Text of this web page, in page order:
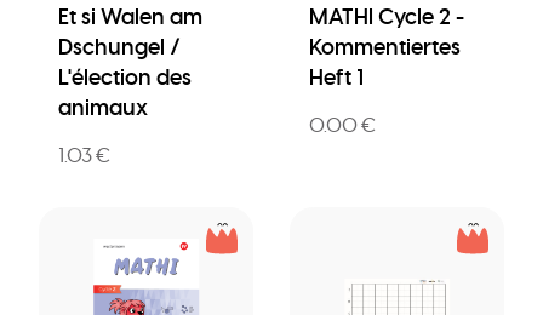
Et si Walen am
Dschungel /
L'élection des
animaux
1.03 €
MATHI Cycle 2 -
Kommentiertes
Heft 1
0.00 €